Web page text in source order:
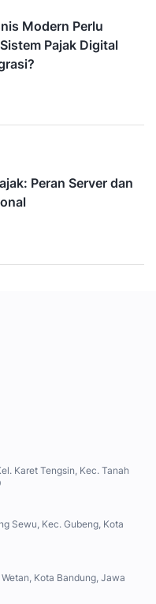
Modern Perlu
Pajak Digital
Peran Server dan
Karet Tengsin, Kec. Tanah
Sewu, Kec. Gubeng, Kota
Kota Bandung, Jawa